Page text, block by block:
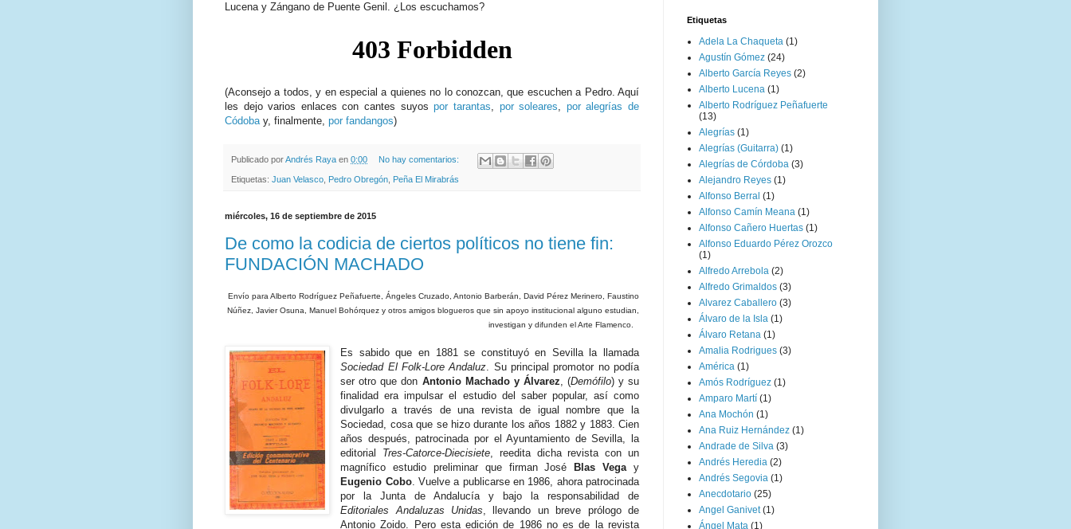
Lucena y Zángano de Puente Genil. ¿Los escuchamos?
(Aconsejo a todos, y en especial a quienes no lo conozcan, que escuchen a Pedro. Aquí
les dejo varios enlaces con cantes suyospor tarantas, por soleares, por alegrías de
Códobay, finalmente, por fandangos)
Publicado porAndrés Raya en 0:00 No hay comentarios:
Etiquetas: Juan Velasco Pedro Obregón Peña El Mirabrás
miércoles, 16 de septiembre de 2015
De como la codicia de ciertos políticos no tiene fin:
FUNDACIÓN MACHADO
Envío para Alberto Rodríguez Peñafuerte, Ángeles Cruzado, Antonio Barberán, David Pérez Merinero, Faustino
Núñez, Javier Osuna, Manuel Bohórquez y otros amigos blogueros que sin apoyo institucional alguno estudian,
investigan y difunden el Arte Flamenco.
Es sabido que en 1881 se constituyó en Sevilla la llamada
Sociedad El Folk-Lore Andaluz . Su principal promotor no podía
ser otro que don Antonio Machado y Álvarez , (Demófilo) y su
finalidad era impulsar el estudio del saber popular, así como
divulgarlo a través de una revista de igual nombre que la
Sociedad, cosa que se hizo durante los años 1882 y 1883. Cien
años después, patrocinada por el Ayuntamiento de Sevilla, la
editorial Tres-Catorce-Diecisiete , reedita dicha revista con un
magnífico estudio preliminar que firman JoséBlas Vega y
Eugenio Cobo. Vuelve a publicarse en 1986, ahora patrocinada
por la Junta de Andalucía y bajo la responsabilidad de
Editoriales Andaluzas Unidas , llevando un breve prólogo de
Antonio Zoido. Pero esta edición de 1986 no es de la revista
Etiquetas
Adela La Chaqueta (1)
Agustín Gómez (24)
Alberto García Reyes (2)
Alberto Lucena (1)
Alberto Rodríguez Peñafuerte
(13)
Alegrías (1)
Alegrías (Guitarra) (1)
Alegrías de Córdoba (3)
Alejandro Reyes (1)
Alfonso Berral (1)
Alfonso Camín Meana (1)
Alfonso Cañero Huertas (1)
Alfonso Eduardo Pérez Orozco
(1)
Alfredo Arrebola (2)
Alfredo Grimaldos (3)
Alvarez Caballero (3)
Álvaro de la Isla (1)
Álvaro Retana (1)
Amalia Rodrigues (3)
América (1)
Amós Rodríguez (1)
Amparo Martí (1)
Ana Mochón (1)
Ana Ruiz Hernández (1)
Andrade de Silva (3)
Andrés Heredia (2)
Andrés Segovia (1)
Anecdotario (25)
Angel Ganivet (1)
Ángel Mata (1)